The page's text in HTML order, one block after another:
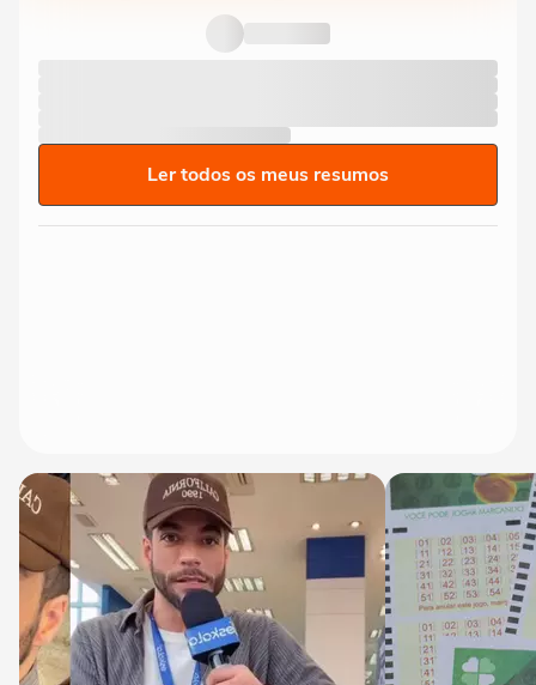
Ler todos os meus resumos